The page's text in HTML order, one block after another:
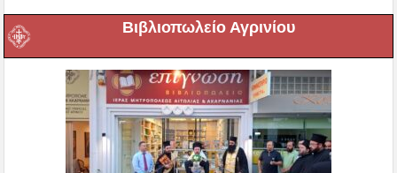
Βιβλιοπωλείο Αγρινίου